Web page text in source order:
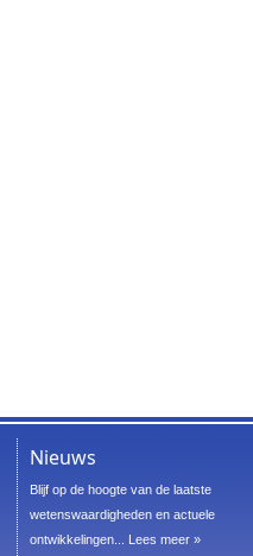
Nieuws
Blijf op de hoogte van de laatste
wetenswaardigheden en actuele
ontwikkelingen... Lees meer »